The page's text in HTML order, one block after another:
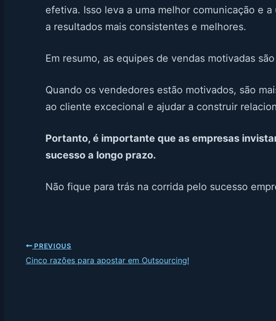
efetiva. Isso leva a uma melhor comunicação e
a resultados mais consistentes e melhores.
Em resumo, as equipes de vendas motivadas
Quando os vendedores estão motivados, são
ao cliente excecional e ajudar a construir
Portanto, é importante que as empresas
sucesso a longo prazo.
Não fique para trás na corrida pelo sucesso
PREVIOUS
Cinco razões para apostar em Outsourcing!